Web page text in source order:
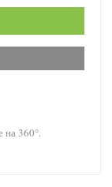
на 360°.